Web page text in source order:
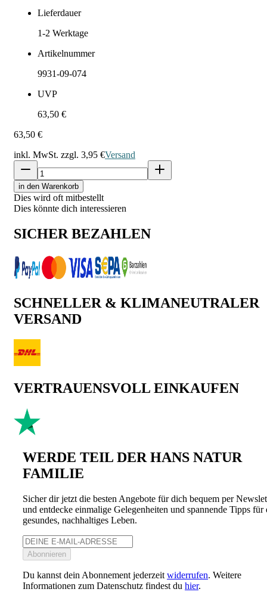
Lieferdauer
1-2 Werktage
Artikelnummer
9931-09-074
UVP
63,50 €
63,50 €
inkl. MwSt. zzgl. 3,95 €Versand
in den Warenkorb
Dies wird oft mitbestellt
Dies könnte dich interessieren
SICHER BEZAHLEN
SCHNELLER & KLIMANEUTRALER
VERSAND
VERTRAUENSVOLL EINKAUFEN
WERDE TEIL DER HANS NATUR
FAMILIE
Sicher dir jetzt die besten Angebote für dich bequem per
und entdecke einmalige Gelegenheiten und spannende Tipps für
gesundes, nachhaltiges Leben.
Abonnieren
Du kannst dein Abonnement jederzeit widerrufen. Weitere
Informationen zum Datenschutz findest du hier.